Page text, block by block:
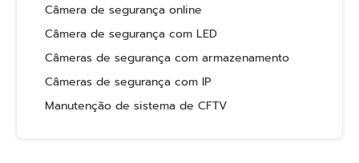
Câmera de segurança online
Câmera de segurança com LED
Câmeras de segurança com armazenamento
Câmeras de segurança com IP
Manutenção de sistema de CFTV